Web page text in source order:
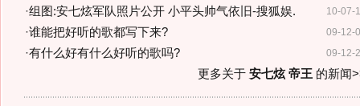
10-07-
·组图:安七炫军队照片公开 小平头帅气依旧-搜狐娱.
09-12-
·谁能把好听的歌都写下来?
09-12-
·有什么好有什么好听的歌吗?
更多关于 安七炫 帝王的新闻